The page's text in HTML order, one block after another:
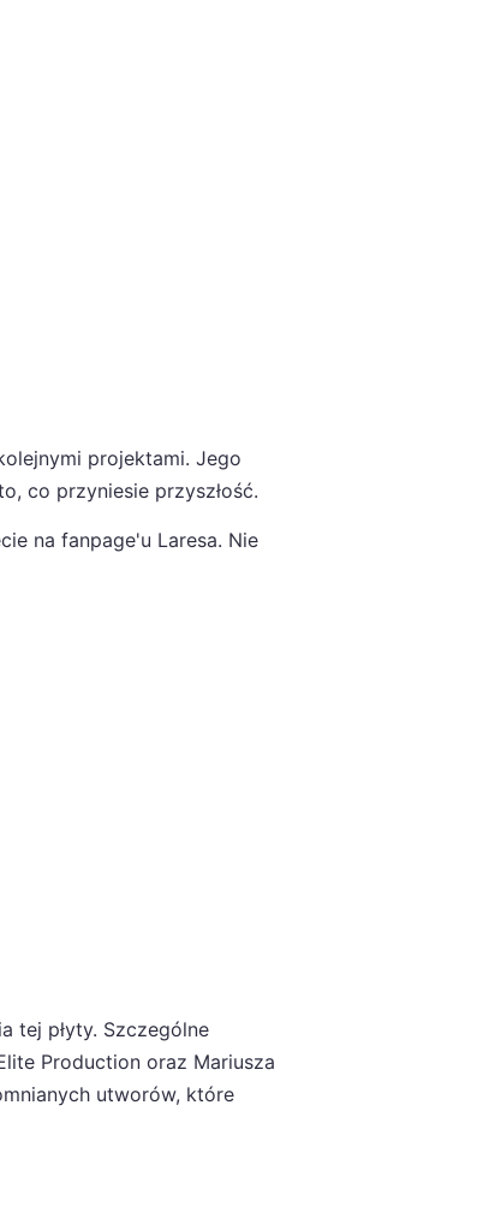
projektami. Jego
co przyniesie przyszłość.
na fanpage'u Laresa. Nie
tej płyty. Szczególne
Production oraz Mariusza
utworów, które